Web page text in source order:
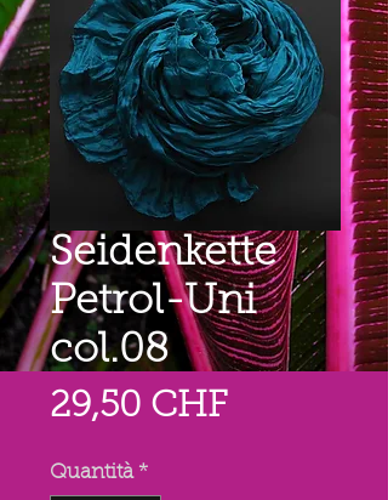
Seidenkette
Petrol-Uni
col.08
29,50 CHFPrezzo
Quantità *